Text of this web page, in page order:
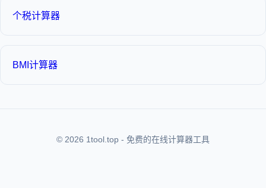
个税计算器
BMI计算器
© 2026 1tool.top - 免费的在线计算器工具